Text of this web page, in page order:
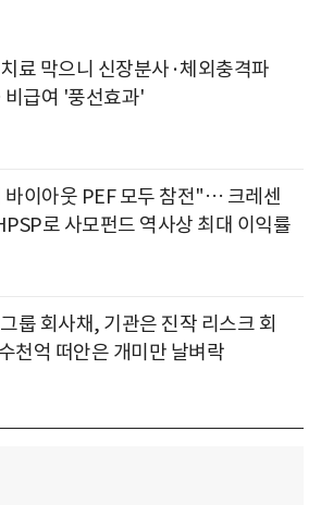
료 막으니 신장분사·체외충격파
급여 '풍선효과'
바이아웃 PEF 모두 참전"… 크레센
로 사모펀드 역사상 최대 이익률
룹 회사채, 기관은 진작 리스크 회
천억 떠안은 개미만 날벼락